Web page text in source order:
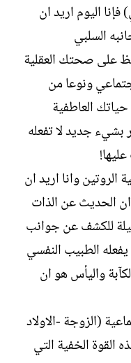
اليوم اريد ان
السلبي
على صحتك العقلية
ونوعا من
العاطفية
جديد لا تفعله
الروتين وانا اريد ان
الحديث عن الذات
للكشف عن جوانب
الطبيب النفسي
واليأس هو ان
(الزوجة -الاولاد
القوة الخفية التي